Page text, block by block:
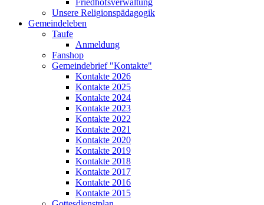
Unsere Religionspädagogik
Gemeindeleben
Taufe
Anmeldung
Fanshop
Gemeindebrief "Kontakte"
Kontakte 2026
Kontakte 2025
Kontakte 2024
Kontakte 2023
Kontakte 2022
Kontakte 2021
Kontakte 2020
Kontakte 2019
Kontakte 2018
Kontakte 2017
Kontakte 2016
Kontakte 2015